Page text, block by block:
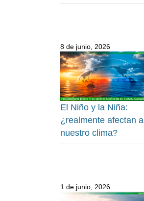
8 de junio, 2026
El Niño y la Niña:
¿realmente afectan a
nuestro clima?
1 de junio, 2026